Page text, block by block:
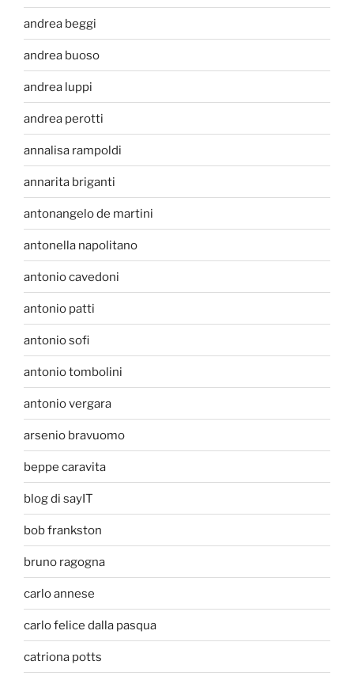
andrea beggi
andrea buoso
andrea luppi
andrea perotti
annalisa rampoldi
annarita briganti
antonangelo de martini
antonella napolitano
antonio cavedoni
antonio patti
antonio sofi
antonio tombolini
antonio vergara
arsenio bravuomo
beppe caravita
blog di sayIT
bob frankston
bruno ragogna
carlo annese
carlo felice dalla pasqua
catriona potts